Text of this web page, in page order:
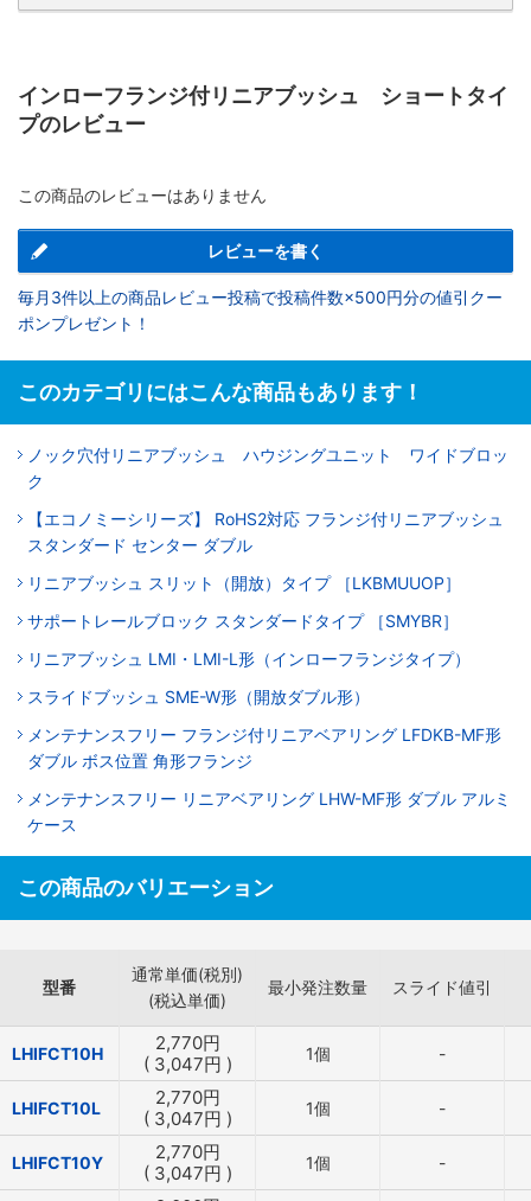
インローフランジ付リニアブッシュ ショートタイ
プのレビュー
この商品のレビューはありません
レビューを書く
毎月3件以上の商品レビュー投稿で投稿件数×500円分の値引クー
ポンプレゼント！
このカテゴリにはこんな商品もあります！
ノック穴付リニアブッシュ ハウジングユニット ワイドブロッ
ク
【エコノミーシリーズ】 RoHS2対応 フランジ付リニアブッシュ
スタンダード センター ダブル
リニアブッシュ スリット（開放）タイプ ［LKBMUUOP］
サポートレールブロック スタンダードタイプ ［SMYBR］
リニアブッシュ LMI・LMI-L形（インローフランジタイプ）
スライドブッシュ SME-W形（開放ダブル形）
メンテナンスフリー フランジ付リニアベアリング LFDKB-MF形
ダブル ボス位置 角形フランジ
メンテナンスフリー リニアベアリング LHW-MF形 ダブル アルミ
ケース
この商品のバリエーション
型番
通常単価(税別)
(税込単価)
最小発注数量 スライド値引
LHIFCT10H 2,770円
( 3,047円 ) 1個 -
LHIFCT10L 2,770円
( 3,047円 ) 1個 -
LHIFCT10Y 2,770円
( 3,047円 ) 1個 -